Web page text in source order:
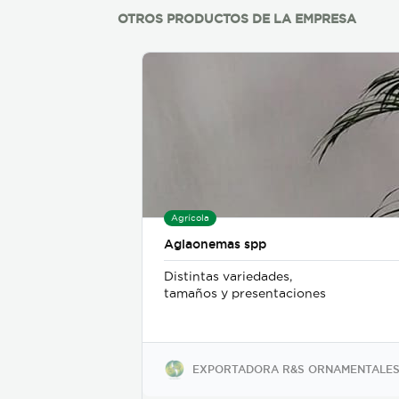
OTROS PRODUCTOS DE LA EMPRESA
Agrícola
Aglaonemas spp
Distintas variedades,
tamaños y presentaciones
EXPORTADORA R&S